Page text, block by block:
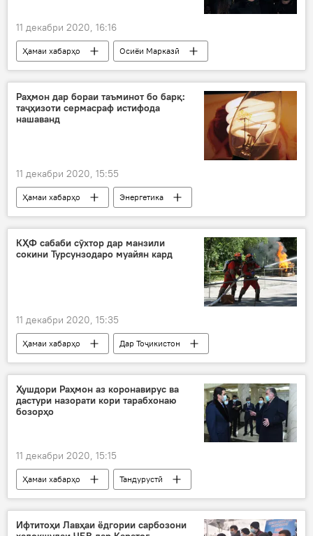
11 декабри 2020, 16:16
Ҳамаи хабарҳо
Осиёи Марказӣ
оши палав
меҳмондорӣ
Раҳмон дар бораи таъминот бо барқ:
таҷҳизоти сермасраф истифода
нашаванд
11 декабри 2020, 15:55
Ҳамаи хабарҳо
Энергетика
Барқи тоҷик
бебарқӣ
Дар Тоҷикистон
КҲФ сабаби сӯхтор дар манзили
сокини Турсунзодаро муайян кард
11 декабри 2020, 15:35
Ҳамаи хабарҳо
Дар Тоҷикистон
Рӯйдод, ҷиноят ва ҳолатҳои фавқулода
сӯхтор
Турсунзода
манзил
оташхомӯшкунӣ
талафот сабаб
Ҳушдори Раҳмон аз коронавирус ва
дастури назорати кори тарабхонаю
бозорҳо
11 декабри 2020, 15:15
Ҳамаи хабарҳо
Тандурустӣ
беҳдоштӣ
Дар Тоҷикистон
Ифтитоҳи Лавҳаи ёдгории сарбозони